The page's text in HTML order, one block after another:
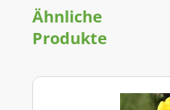
Ähnliche
Produkte